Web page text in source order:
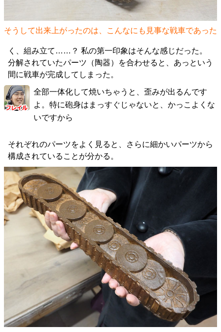
そうして出来上がったのは、こんなにも見事な戦車であった
く、組み立て……？ 私の第一印象はそんな感じだった。
分解されていたパーツ（陶器）を合わせると、あっという
間に戦車が完成してしまった。
全部一体化して焼いちゃうと、歪みが出るんです
よ。特に砲身はまっすぐじゃないと、かっこよくな
いですから
それぞれのパーツをよく見ると、さらに細かいパーツから
構成されていることが分かる。